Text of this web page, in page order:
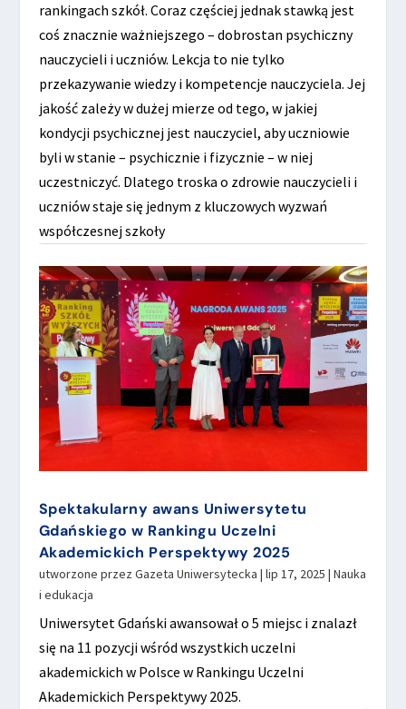
rankingach szkół. Coraz częściej jednak stawką jest
coś znacznie ważniejszego – dobrostan psychiczny
nauczycieli i uczniów. Lekcja to nie tylko
przekazywanie wiedzy i kompetencje nauczyciela. Jej
jakość zależy w dużej mierze od tego, w jakiej
kondycji psychicznej jest nauczyciel, aby uczniowie
byli w stanie – psychicznie i fizycznie – w niej
uczestniczyć. Dlatego troska o zdrowie nauczycieli i
uczniów staje się jednym z kluczowych wyzwań
współczesnej szkoły
Spektakularny awans Uniwersytetu
Gdańskiego w Rankingu Uczelni
Akademickich Perspektywy 2025
utworzone przez Gazeta Uniwersytecka | lip 17, 2025 | Nauka
i edukacja
Uniwersytet Gdański awansował o 5 miejsc i znalazł
się na 11 pozycji wśród wszystkich uczelni
akademickich w Polsce w Rankingu Uczelni
Akademickich Perspektywy 2025.